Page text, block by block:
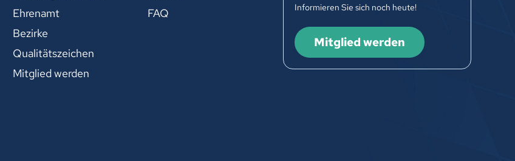
Ehrenamt
Bezirke
Qualitätszeichen
Mitglied werden
FAQ
Informieren Sie sich noch heute!
Mitglied werden